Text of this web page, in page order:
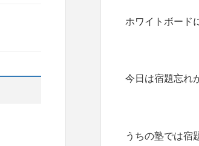
ホワイトボード
今日は宿題忘れ
うちの塾では宿